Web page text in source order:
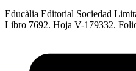
Educàlia Editorial Sociedad
Libro 7692. Hoja V-179332.